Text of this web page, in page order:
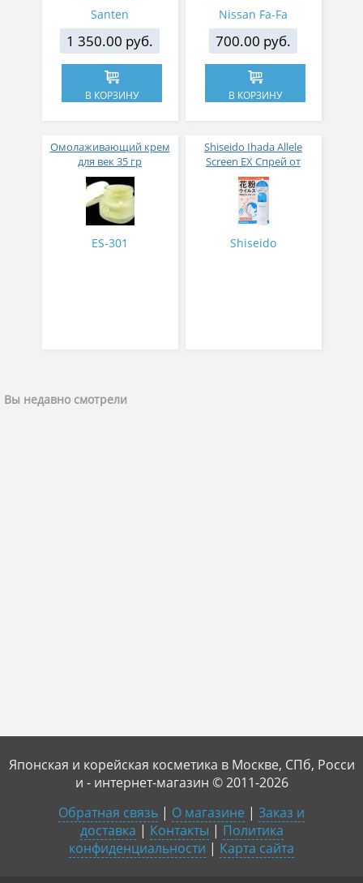
Santen
1 350.00 руб.
В КОРЗИНУ
Nissan Fa-Fa
700.00 руб.
В КОРЗИНУ
Омолаживающий крем
для век 35 гр
ES-301
Shiseido Ihada Allele
Screen EX Спрей от
вирусов и аллергий 50
гр
Shiseido
Вы недавно смотрели
Японская и корейская косметика в Москве, СПб, Росси
и - интернет-магазин © 2011-2026
Обратная связь | О магазине | Заказ и
доставка | Контакты | Политика
конфиденциальности | Карта сайта